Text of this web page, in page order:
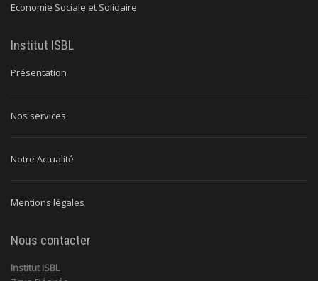
Economie Sociale et Solidaire
Institut ISBL
Présentation
Nos services
Notre Actualité
Mentions légales
Nous contacter
Institut ISBL